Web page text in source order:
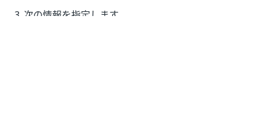
3. 次の情報を指定します。